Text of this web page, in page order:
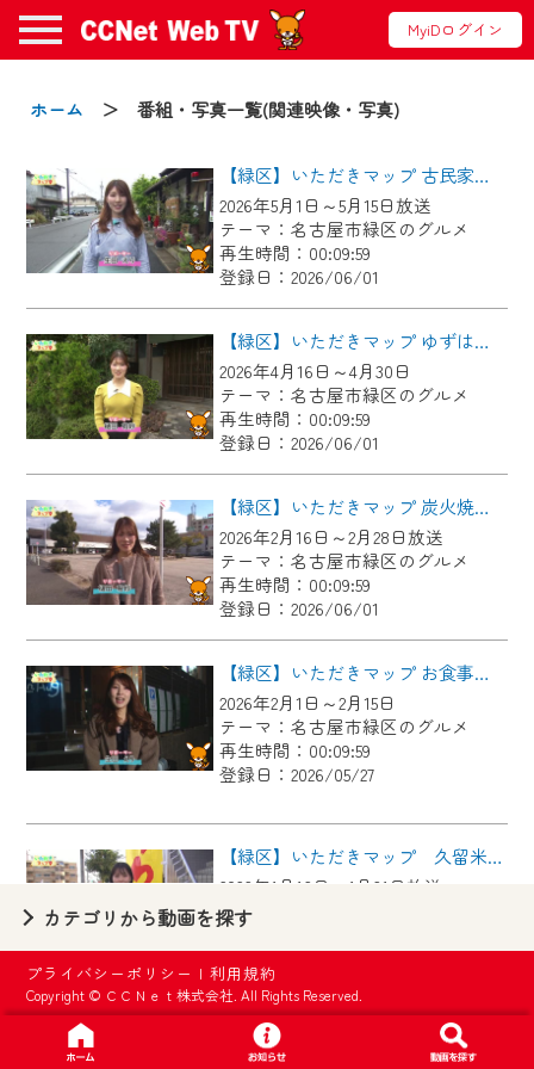
MyiDログイン
ホーム ＞ 番組・写真一覧(関連映像・写真)
【緑区】いただきマップ 古民家カフェ 和み亭
2026年5月1日～5月15日放送
テーマ：名古屋市緑区のグルメ
再生時間：00:09:59
登録日：2026/06/01
【緑区】いただきマップ ゆずはな庵
2026年4月16日～4月30日
テーマ：名古屋市緑区のグルメ
再生時間：00:09:59
登録日：2026/06/01
【緑区】いただきマップ 炭火焼鳥 とりこ
2026年2月16日～2月28日放送
テーマ：名古屋市緑区のグルメ
再生時間：00:09:59
登録日：2026/06/01
【緑区】いただきマップ お食事処Hug
2026年2月1日～2月15日
テーマ：名古屋市緑区のグルメ
再生時間：00:09:59
登録日：2026/05/27
【緑区】いただきマップ 久留米とんこつラーメン とん八。
2026年1月16日～1月31日放送
テーマ：名古屋市緑区のグルメ
再生時間：00:09:59
登録日：2026/05/27
【緑区】いただきマップ 華花
2026年1月1日～1月15日
カテゴリから動画を探す
プライバシーポリシー |利用規約
Copyright © ＣＣＮｅｔ株式会社. All Rights Reserved.
お知らせ
2024/09/02
動画配信サービス『CCNet Web TV』は2024
年9月24日からリニューアルします！
【変更点】
◆デザイン変更により、お住まいの地域
の動画コンテンツが一目瞭然。
◆当社アプリやＰＣブラウザから、いつ
でも・どこでも・外出先でも！
CCNetサービスエリア20市町の地域情報
番組をご視聴いただけます！
【ご注意】
2024年9月24日からはご加入者様へのサー
ビス向上のため、
『CCNet Web TV』を利用いただくには、
一部コンテンツを除き、
CCNetサービスへの加入と『CCNetマイ
ページ※』へのログインが必要となりま
す。
いたします。
要となります。
※MyIDとは、CCNet Web TVを含むCCNetの
各種サービスをご利用頂くためのIDです。
IDはお客様が使っているメールアドレス
で設定できます。